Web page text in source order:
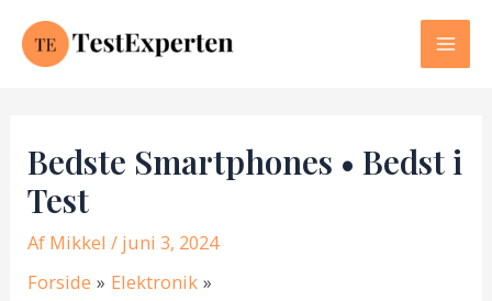
Bedste Smartphones • Bedst i
Test
Af Mikkel/ juni 3, 2024
Forside
Elektronik